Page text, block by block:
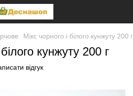
Мікс чорного і білого кунжуту 200 г
кунжуту 200 г
відгук